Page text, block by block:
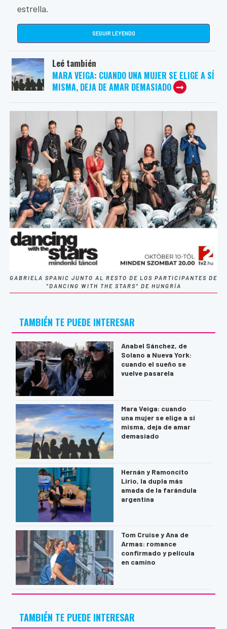
estrella.
SEGUIR LEYENDO
Leé también
MARA VEIGA: CUANDO UNA MUJER SE ELIGE A SÍ
MISMA, DEJA DE AMAR DEMASIADO
GABRIELA SPANIC JUNTO AL RESTO DE LOS PARTICIPANTES DE
"DANCING WITH THE STARS" DE HUNGRÍA
TAMBIÉN TE PUEDE INTERESAR
Anabel Sánchez, de
Solano a Nueva York:
cuando el sueño se
vuelve pasarela
Mara Veiga: cuando
una mujer se elige a sí
misma, deja de amar
demasiado
Hernán y Ramoncito
Lirio, la dupla más
amada de la farándula
argentina
Tom Cruise y Ana de
Armas: romance
confirmado y película
en camino
TAMBIÉN TE PUEDE INTERESAR